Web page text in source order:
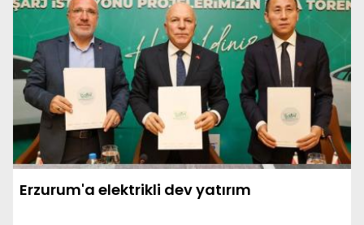
Erzurum'a elektrikli dev yatırım